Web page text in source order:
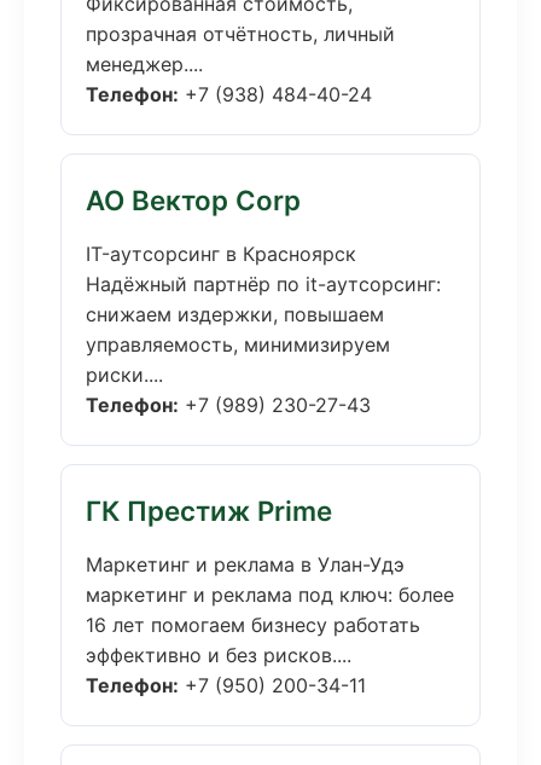
прозрачная отчётность, личный
менеджер....
Телефон: +7 (938) 484-40-24
АО Вектор Corp
IT-аутсорсинг в Красноярск
Надёжный партнёр по it-аутсорсинг:
снижаем издержки, повышаем
управляемость, минимизируем
риски....
Телефон: +7 (989) 230-27-43
ГК Престиж Prime
Маркетинг и реклама в Улан-Удэ
маркетинг и реклама под ключ: более
16 лет помогаем бизнесу работать
эффективно и без рисков....
Телефон: +7 (950) 200-34-11